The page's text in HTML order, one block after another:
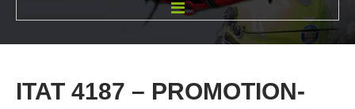
ITAT 4187 – PROMOTION-